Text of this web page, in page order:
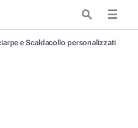
☰
e Scaldacollo personalizzati